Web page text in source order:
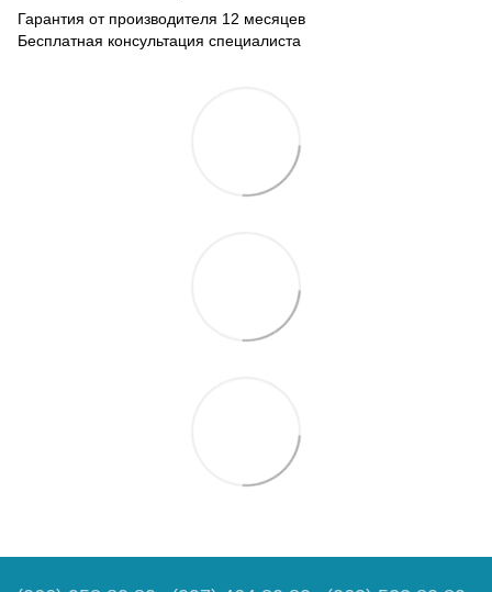
Гарантия от производителя 12 месяцев
Бесплатная консультация специалиста